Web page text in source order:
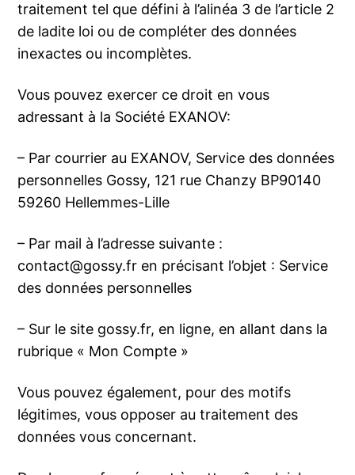
traitement tel que défini à l’alinéa 3 de l’article 2
de ladite loi ou de compléter des données
inexactes ou incomplètes.
Vous pouvez exercer ce droit en vous
adressant à la Société EXANOV:
– Par courrier au EXANOV, Service des données
personnelles Gossy, 121 rue Chanzy BP90140
59260 Hellemmes-Lille
– Par mail à l’adresse suivante :
contact@gossy.fr en précisant l’objet : Service
des données personnelles
– Sur le site gossy.fr, en ligne, en allant dans la
rubrique « Mon Compte »
Vous pouvez également, pour des motifs
légitimes, vous opposer au traitement des
données vous concernant.